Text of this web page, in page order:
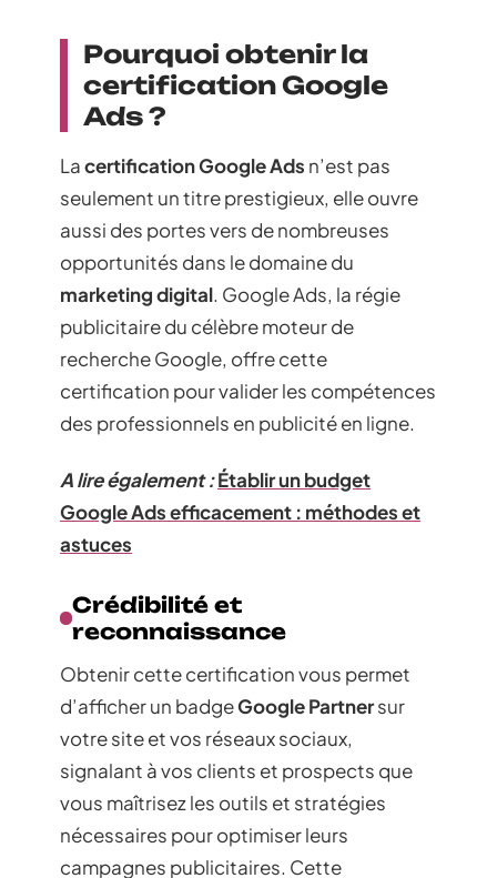
Pourquoi obtenir la
certification Google
Ads ?
Lacertification Google Ads n’est pas
seulement un titre prestigieux, elle ouvre
aussi des portes vers de nombreuses
opportunités dans le domaine du
marketing digital. Google Ads, la régie
publicitaire du célèbre moteur de
recherche Google, offre cette
certification pour valider les compétences
des professionnels en publicité en ligne.
A lire également :Établir un budget
Google Ads efficacement : méthodes et
astuces
Crédibilité et
reconnaissance
Obtenir cette certification vous permet
d’afficher un badgeGoogle Partnersur
votre site et vos réseaux sociaux,
signalant à vos clients et prospects que
vous maîtrisez les outils et stratégies
nécessaires pour optimiser leurs
campagnes publicitaires. Cette